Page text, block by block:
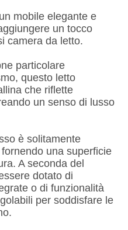
mobile elegante e
un tocco
camera da letto.
particolare
questo letto
che riflette
un senso di lusso
è solitamente
una superficie
A seconda del
dotato di
o di funzionalità
per soddisfare le